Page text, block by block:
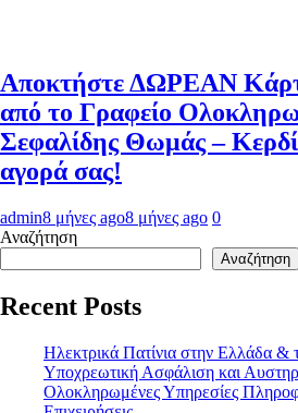
Αποκτήστε ΔΩΡΕΑΝ
από το Γραφείο
Σεφαλίδης Θωμάς –
αγορά σας!
admin8 μήνες ago8 μήνες ago 0
Αναζήτηση
Αναζήτηση
Recent Posts
Ηλεκτρικά Πατίνια στην Ελλάδα
Υποχρεωτική Ασφάλιση και
Ολοκληρωμένες Υπηρεσίες